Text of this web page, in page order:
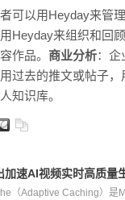
可以用Heyday来管
Heyday来组织和回
作品。 商业分析：企
过去的推文或帖子，
知识库。
速AI视频实时高质量
（Adaptive Caching）是